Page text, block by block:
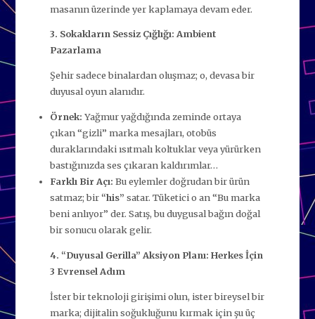
masanın üzerinde yer kaplamaya devam eder.
3. Sokakların Sessiz Çığlığı: Ambient
Pazarlama
Şehir sadece binalardan oluşmaz; o, devasa bir
duyusal oyun alanıdır.
Örnek: Yağmur yağdığında zeminde ortaya
çıkan “gizli” marka mesajları, otobüs
duraklarındaki ısıtmalı koltuklar veya yürürken
bastığınızda ses çıkaran kaldırımlar…
Farklı Bir Açı: Bu eylemler doğrudan bir ürün
satmaz; bir “his” satar. Tüketici o an “Bu marka
beni anlıyor” der. Satış, bu duygusal bağın doğal
bir sonucu olarak gelir.
4. “Duyusal Gerilla” Aksiyon Planı: Herkes İçin
3 Evrensel Adım
İster bir teknoloji girişimi olun, ister bireysel bir
marka; dijitalin soğukluğunu kırmak için şu üç